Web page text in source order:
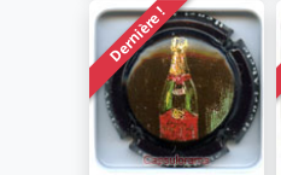
Dernière !